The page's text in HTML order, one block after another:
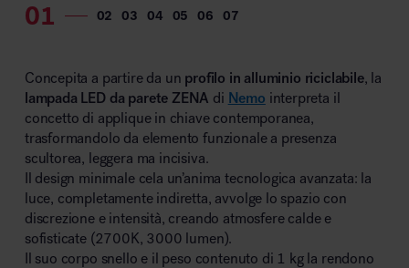
Concepita a partire da un profilo in alluminio riciclabile, la
lampada LED da parete ZENA di Nemo interpreta il
concetto di applique in chiave contemporanea,
trasformandolo da elemento funzionale a presenza
scultorea, leggera ma incisiva.
Il design minimale cela un’anima tecnologica avanzata: la
luce, completamente indiretta, avvolge lo spazio con
discrezione e intensità, creando atmosfere calde e
sofisticate (2700K, 3000 lumen).
Il suo corpo snello e il peso contenuto di 1 kg la rendono